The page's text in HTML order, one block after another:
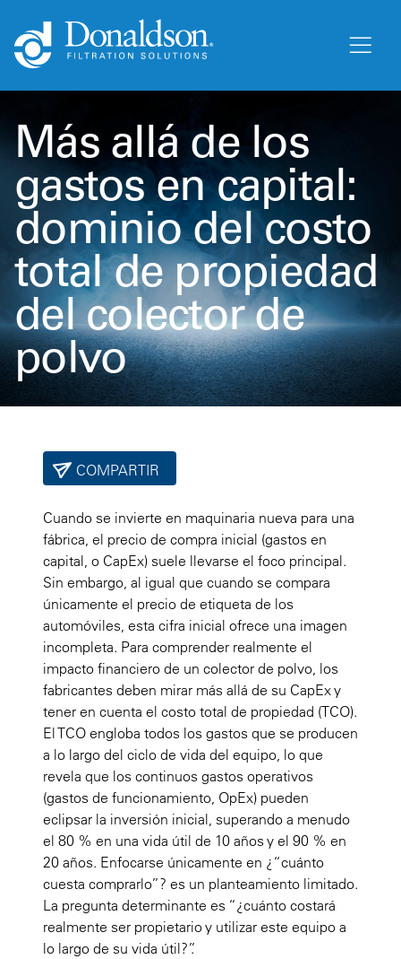
Más allá de los
gastos en capital:
dominio del costo
total de propiedad
del colector de
polvo
COMPARTIR
Cuando se invierte en maquinaria nueva para una
fábrica, el precio de compra inicial (gastos en
capital, o CapEx) suele llevarse el foco principal.
Sin embargo, al igual que cuando se compara
únicamente el precio de etiqueta de los
automóviles, esta cifra inicial ofrece una imagen
incompleta. Para comprender realmente el
impacto financiero de un colector de polvo, los
fabricantes deben mirar más allá de su CapEx y
tener en cuenta el costo total de propiedad (TCO).
El TCO engloba todos los gastos que se producen
a lo largo del ciclo de vida del equipo, lo que
revela que los continuos gastos operativos
(gastos de funcionamiento, OpEx) pueden
eclipsar la inversión inicial, superando a menudo
el 80 % en una vida útil de 10 años y el 90 % en
20 años. Enfocarse únicamente en ¿“cuánto
cuesta comprarlo”? es un planteamiento limitado.
La pregunta determinante es “¿cuánto costará
realmente ser propietario y utilizar este equipo a
lo largo de su vida útil?”.